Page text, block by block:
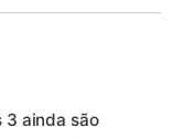
3 ainda são